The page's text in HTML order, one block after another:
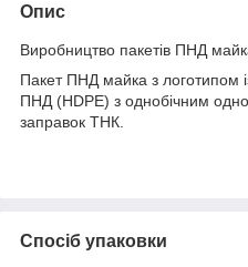
Опис
Виробництво пакетів ПНД
Пакет ПНД майка з логотипом
ПНД (НDPE) з однобічним
заправок ТНК.
Спосіб упаковки